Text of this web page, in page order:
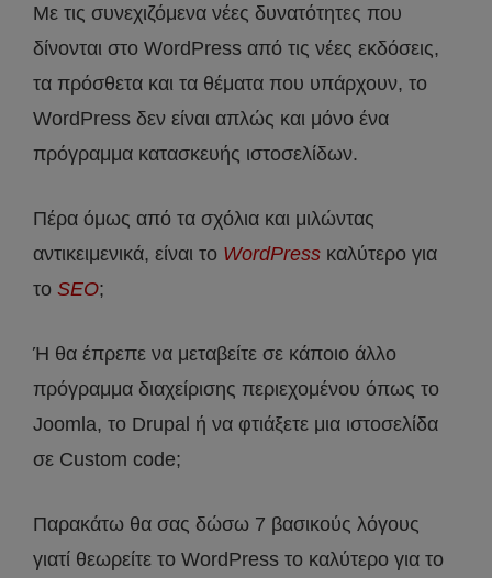
Με τις συνεχιζόμενα νέες δυνατότητες που
δίνονται στο WordPress από τις νέες εκδόσεις,
τα πρόσθετα και τα θέματα που υπάρχουν, το
WordPress δεν είναι απλώς και μόνο ένα
πρόγραμμα κατασκευής ιστοσελίδων.
Πέρα όμως από τα σχόλια και μιλώντας
αντικειμενικά, είναι το WordPress καλύτερο για
το SEO;
Ή θα έπρεπε να μεταβείτε σε κάποιο άλλο
πρόγραμμα διαχείρισης περιεχομένου όπως το
Joomla, το Drupal ή να φτιάξετε μια ιστοσελίδα
σε Custom code;
Παρακάτω θα σας δώσω 7 βασικούς λόγους
γιατί θεωρείτε το WordPress το καλύτερο για το